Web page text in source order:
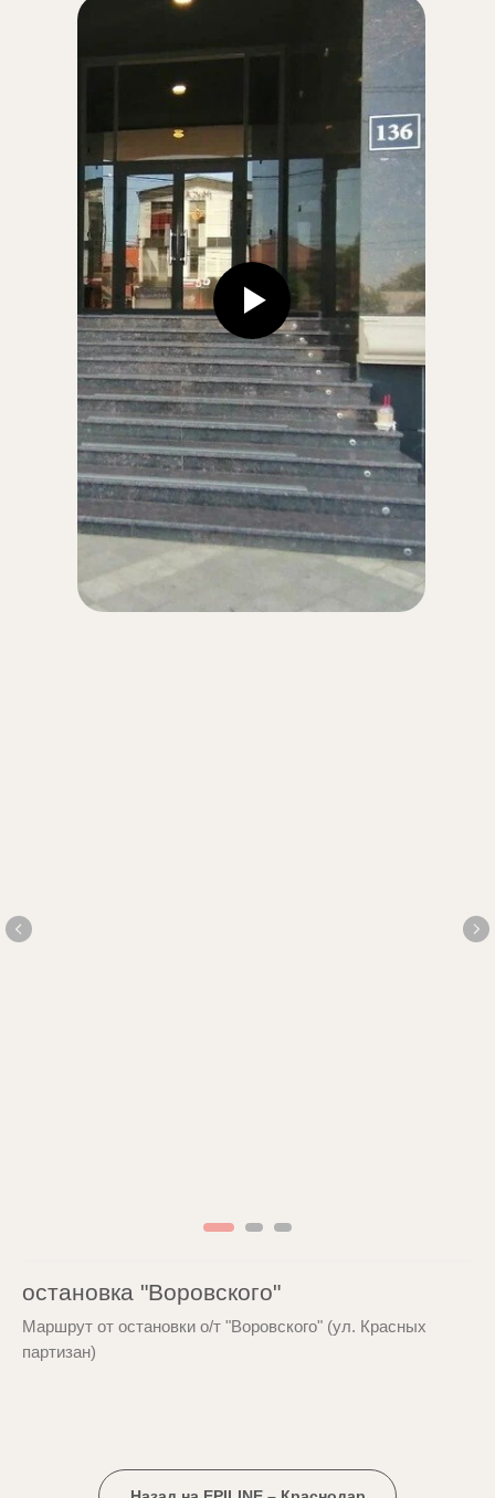
остановка "Воровского"
Маршрут от остановки о/т "Воровского" (ул. Красных
партизан)